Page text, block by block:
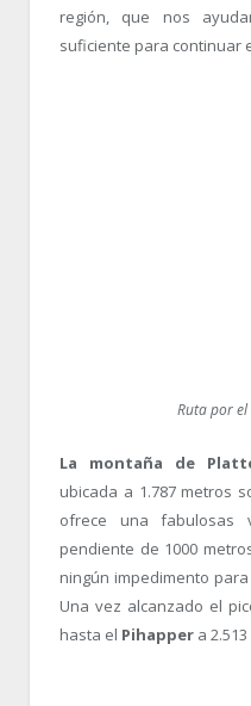
región, que nos
suficiente para continuar
Ruta por el
La montaña de
ubicada a 1.787 metros
ofrece una
pendiente de 1000
ningún impedimento
Una vez alcanzado el
hasta el Pihapper a